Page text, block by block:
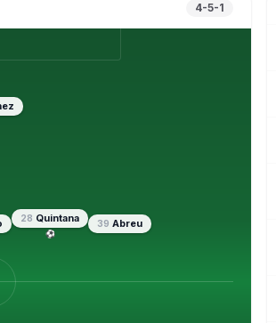
4-5-1
28 Quintana
⚽
39 Abreu